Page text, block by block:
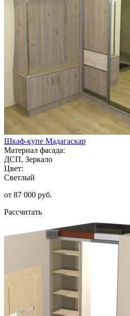
Шкаф-купе Мадагаскар
Материал фасада:
ДСП, Зеркало
Цвет:
Светлый
от 87 000 руб.
Рассчитать